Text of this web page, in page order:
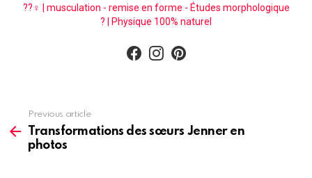
??‍♀️ | musculation - remise en forme - Études morphologique
? | Physique 100% naturel
more
Previous article
Transformations des sœurs Jenner en
photos